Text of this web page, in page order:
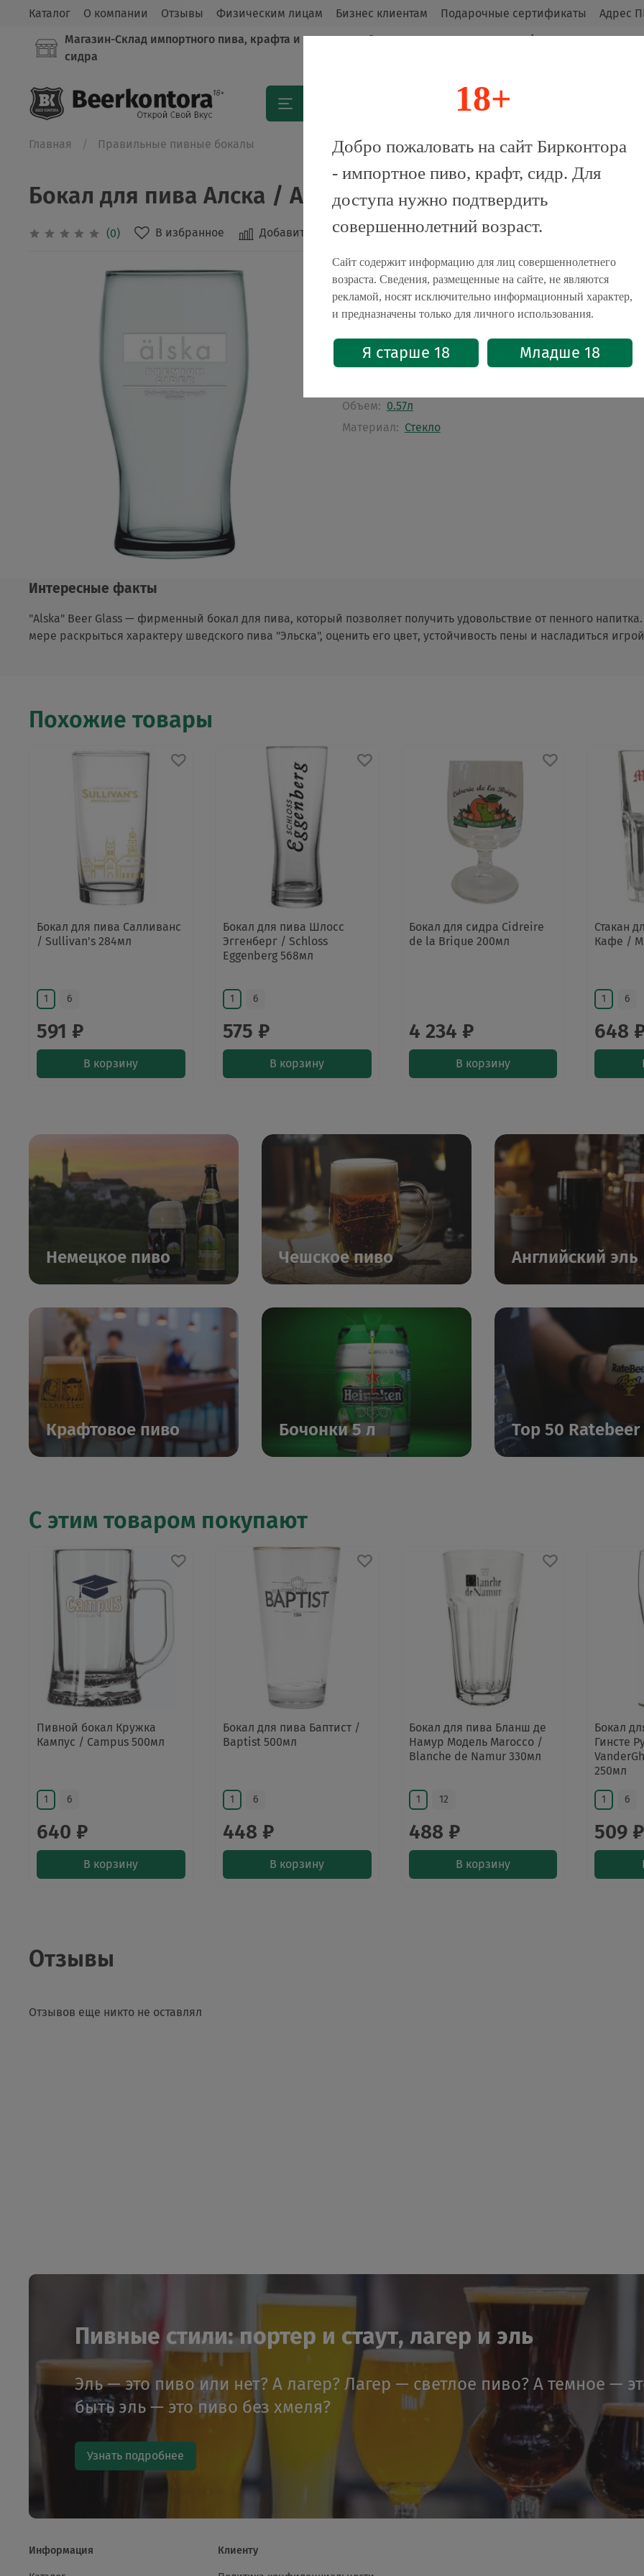
Каталог О компании Отзывы Физическим лицам Бизнес клиентам Подарочные сертификаты
Адрес
Магазин-Склад импортного пива, крафта и
сидра
Оригинальные продукты от официальных
Главная Правильные пивные бокалы
Бокал для пива Алска / Alska 570мл
(0) В избранное Добавить в сравнение
Единиц в одном товаре, шт:
1
6
Характеристики
Бренд:
Alska
Объем: 0.57л
Материал: Стекло
Интересные факты
"Alska" Beer Glass — фирменный бокал для пива, который позволяет получить удовольствие от пенного
мере раскрыться характеру шведского пива "Эльска", оценить его цвет, устойчивость пены и насладиться
Похожие товары
Бокал для пива Салливанс
/ Sullivan's 284мл
1 6
591 ₽
В корзину
Бокал для пива Шлосс
Эггенберг / Schloss
Eggenberg 568мл
1 6
575 ₽
В корзину
Бокал для сидра Cidreire
de la Brique 200мл
4 234 ₽
В корзину
Стакан
Кафе /
1 6
648
Немецкое пиво Чешское пиво Английский эль
Крафтовое пиво Бочонки 5 л Top 50 Ratebeer
С этим товаром покупают
Пивной бокал Кружка
Кампус / Campus 500мл
1 6
640 ₽
В корзину
Бокал для пива Баптист /
Baptist 500мл
1 6
448 ₽
В корзину
Бокал для пива Бланш де
Намур Модель Marocco /
Blanche de Namur 330мл
1 12
488 ₽
В корзину
Бокал
Гинсте
250мл
1 6
509 ₽
Отзывы
Отзывов еще никто не оставлял
Пивные стили: портер и стаут, лагер и эль
Эль — это пиво или нет? А лагер? Лагер — светлое пиво? А темное —
быть эль — это пиво без хмеля?
Узнать подробнее
Информация Клиенту
18+
Добро пожаловать на сайт Бирконтора
- импортное пиво, крафт, сидр. Для
доступа нужно подтвердить
совершеннолетний возраст.
Сайт содержит информацию для лиц совершеннолетнего
возраста. Сведения, размещенные на сайте, не являются
рекламой, носят исключительно информационный характер,
и предназначены только для личного использования.
Я старше 18 Младше 18